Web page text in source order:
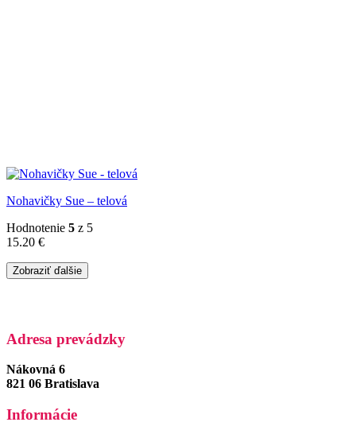
Nohavičky Sue – telová
Hodnotenie 5 z 5
15.20 €
Zobraziť ďalšie
Adresa prevádzky
Nákovná 6
821 06 Bratislava
Informácie